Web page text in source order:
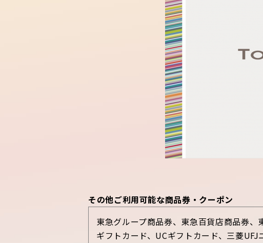
その他ご利用可能な商品券・クーポン
東急グループ商品券、東急百貨店商品券
ギフトカード、UCギフトカード、三菱UFJ